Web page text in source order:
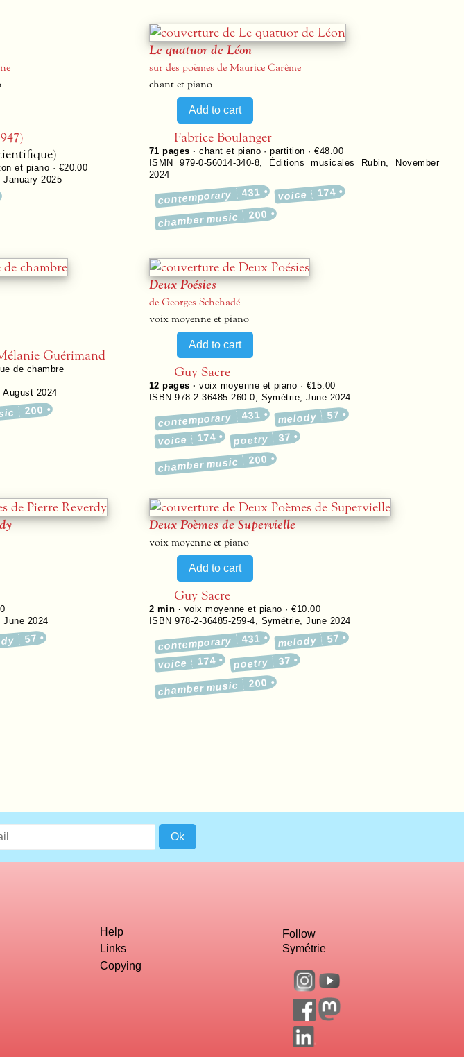
et piano · €20.00
,January 2025
Le quatuor de Léon
sur des poèmes de Maurice Carême
chant et piano
Fabrice Boulanger
71 pages ·chant et piano · partition · €48.00
ISMN 979-0-56014-340-8
Éditions musicales Rubin
November
2024
contemporary 431 voice 174
chamber music 200
Guérimand
de chambre
,August 2024
200
Deux Poésies
de Georges Schehadé
voix moyenne et piano
Guy Sacre
12 pages ·voix moyenne et piano · €15.00
ISBN 978-2-36485-260-0
Symétrie ,June 2024
contemporary 431 melody 57
voice 174 poetry 37
chamber music 200
June 2024
57
Deux Poèmes de Supervielle
voix moyenne et piano
Guy Sacre
2 min · voix moyenne et piano · €10.00
ISBN 978-2-36485-259-4, Symétrie,June 2024
contemporary 431 melody 57
voice 174 poetry 37
chamber music 200
Help
Links
Copying
Follow
Symétrie